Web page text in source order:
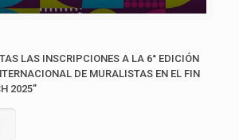
LAS INSCRIPCIONES A LA 6° EDICIÓN
DE MURALISTAS EN EL FIN
2025”